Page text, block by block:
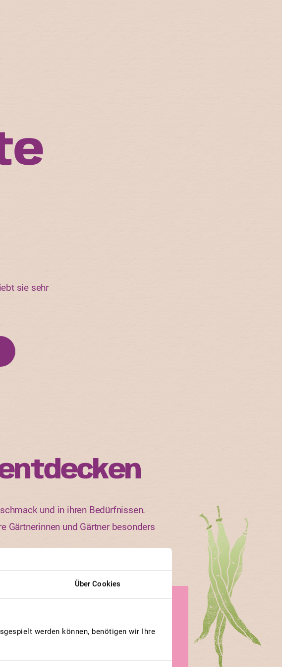
Über Cookies
werden können, benötigen wir Ihre
sie sehr
und in ihren Bedürfnissen.
Gärtnerinnen und Gärtner besonders